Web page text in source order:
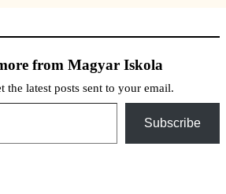
from Magyar Iskola
the latest posts sent to your email.
Subscribe